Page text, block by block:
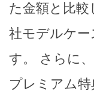
た金額と比
社モデルケ
す。 さらに
プレミアム